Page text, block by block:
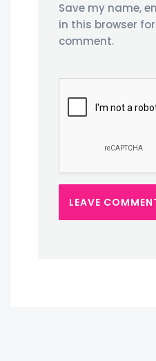
Save my name,
in this browser
comment.